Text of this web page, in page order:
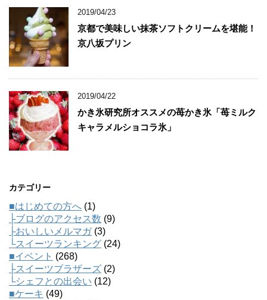
2019/04/23
京都で美味しい抹茶ソフトクリームを堪能！
京八坂プリン
2019/04/22
かき氷研究所オススメの苺かき氷「苺ミルク
キャラメルショコラ氷」
カテゴリー
■はじめての方へ (1)
├ブログのアクセス数 (9)
├おいしいメルマガ(3)
└スイーツランキング (24)
■イベント (268)
├スイーツブラザーズ (2)
└シェフとの出会い (12)
■ケーキ (49)